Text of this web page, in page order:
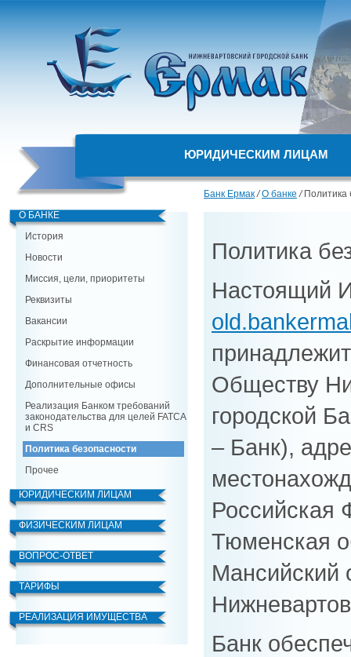
ЮРИДИЧЕСКИМ ЛИЦАМ
Банк Ермак/О банке / Политика
О БАНКЕ
История
Новости
Миссия, цели, приоритеты
Реквизиты
Вакансии
Раскрытие информации
Финансовая отчетность
Дополнительные офисы
Реализация Банком требований
законодательства для целей FATCA
и CRS
Политика безопасности
Прочее
ЮРИДИЧЕСКИМ ЛИЦАМ
ФИЗИЧЕСКИМ ЛИЦАМ
ВОПРОС-ОТВЕТ
ТАРИФЫ
РЕАЛИЗАЦИЯ ИМУЩЕСТВА
Политика
Настоящий
Обществу
городской
– Банк),
Российская
Тюменская
Мансийский
Банк